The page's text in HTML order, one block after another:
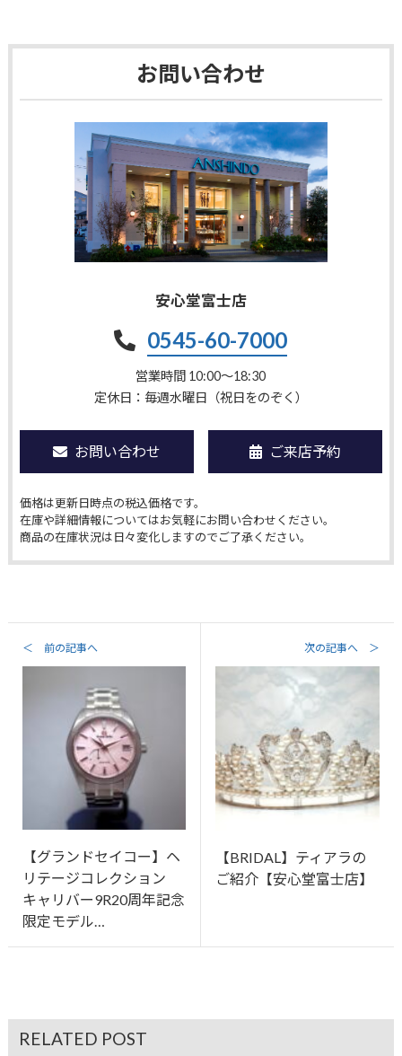
お問い合わせ
安心堂富士店
0545-60-7000
営業時間 10:00〜18:30
定休日：毎週水曜日（祝日をのぞく）
お問い合わせ ご来店予約
価格は更新日時点の税込価格です。
在庫や詳細情報についてはお気軽にお問い合わせください。
商品の在庫状況は日々変化しますのでご了承ください。
＜ 前の記事へ
【グランドセイコー】ヘ
リテージコレクション
キャリバー9R20周年記念
限定モデル…
次の記事へ ＞
【BRIDAL】ティアラの
ご紹介【安心堂富士店】
RELATED POST